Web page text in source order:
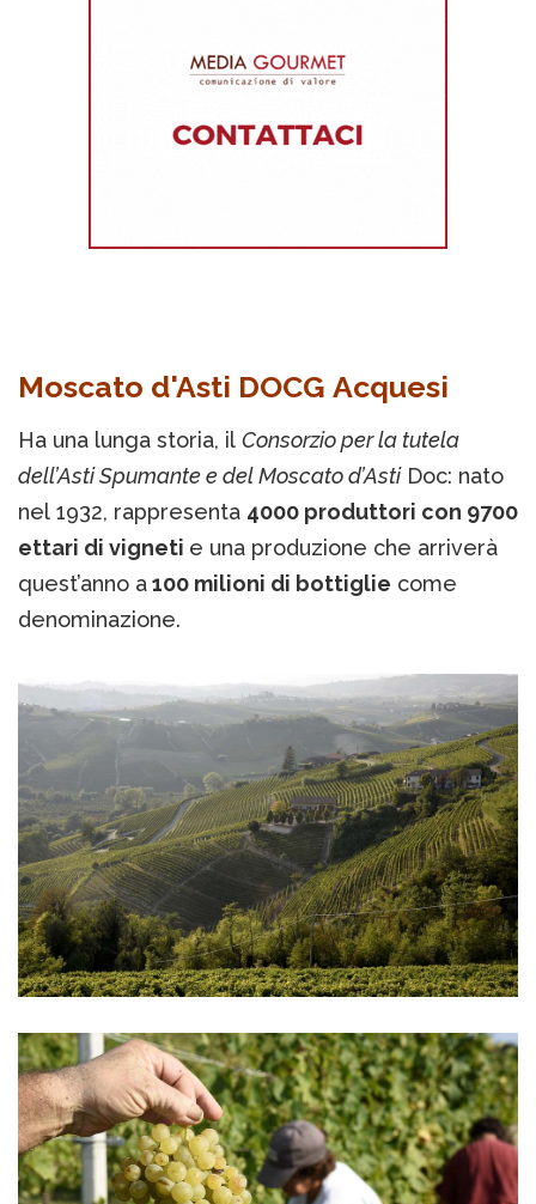
Moscato d'Asti DOCG Acquesi
Ha una lunga storia, il Consorzio per la tutela
dell’Asti Spumante e del Moscato d’AstiDoc: nato
nel 1932, rappresenta 4000 produttori con 9700
ettari di vigneti e una produzione che arriverà
quest’anno a100 milioni di bottiglie come
denominazione.